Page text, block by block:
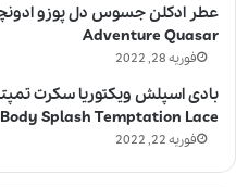
Adventure Quasar
فوریه 28, 2022
Body Splash Temptation Lace
فوریه 22, 2022